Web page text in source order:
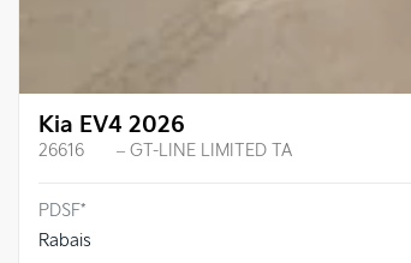
Kia EV4 2026
26616 – GT-LINE LIMITED TA
PDSF*
Rabais